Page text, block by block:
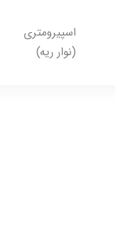
اسپیرومتری
(نوار ریه)